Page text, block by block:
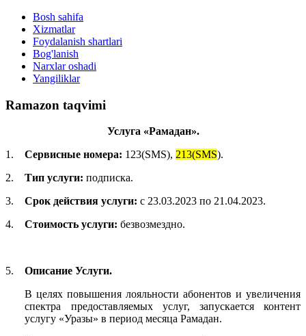
Bosh sahifa
Xizmatlar
Foydalanish shartlari
Bog'lanish
Narxlar oshadi
Yangiliklar
Ramazon taqvimi
Услуга «Рамадан».
1.
Сервисные номера: 123(SMS), 213(SMS).
2.
Тип услуги: подписка.
3.
Срок действия услуги: с 23.03.2023 по 21.04.2023.
4.
Стоимость услуги: безвозмездно.
5.
Описание Услуги.
В целях повышения лояльности абонентов и увеличения
спектра предоставляемых услуг, запускается контент
услугу «Уразы» в период месяца Рамадан.